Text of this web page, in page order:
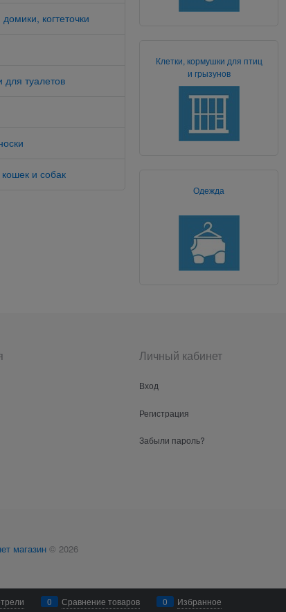
когтеточки
для туалетов
и собак
Клетки, кормушки для птиц
и грызунов
Одежда
Личный кабинет
Вход
Регистрация
Забыли пароль?
магазин © 2026
0 Сравнение товаров 0 Избранное